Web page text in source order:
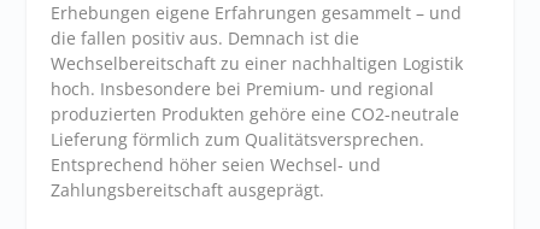
Erhebungen eigene Erfahrungen gesammelt – und
die fallen positiv aus. Demnach ist die
Wechselbereitschaft zu einer nachhaltigen Logistik
hoch. Insbesondere bei Premium- und regional
produzierten Produkten gehöre eine CO2-neutrale
Lieferung förmlich zum Qualitätsversprechen.
Entsprechend höher seien Wechsel- und
Zahlungsbereitschaft ausgeprägt.